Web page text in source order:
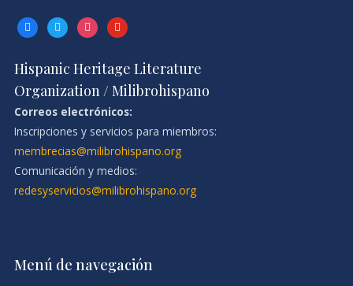
facebooktwitterinstagramyoutube
Hispanic Heritage Literature
Organization / Milibrohispano
Correos electrónicos:
Inscripciones y servicios para miembros:
membrecias@milibrohispano.org
Comunicación y medios:
redesyservicios@milibrohispano.org
Menú de navegación